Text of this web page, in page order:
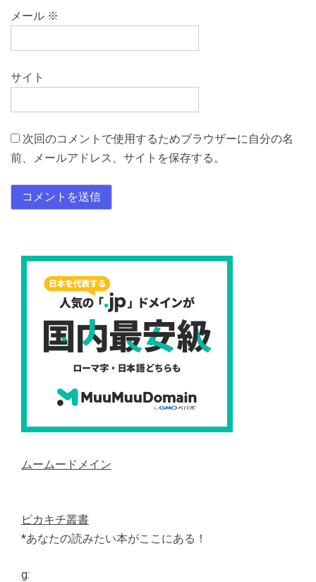
メール ※
サイト
次回のコメントで使用するためブラウザーに自分の名
前、メールアドレス、サイトを保存する。
ムームードメイン
ピカキチ叢書
*あなたの読みたい本がここにある！
g: